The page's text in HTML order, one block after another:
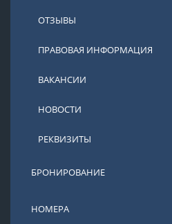
ОТЗЫВЫ
ПРАВОВАЯ ИНФОРМАЦИЯ
ВАКАНСИИ
НОВОСТИ
РЕКВИЗИТЫ
БРОНИРОВАНИЕ
НОМЕРА